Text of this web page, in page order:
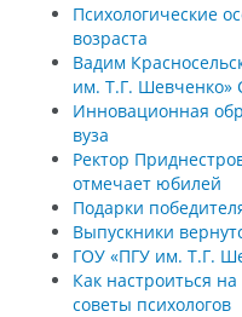
Психологические
возраста
Вадим
им. Т.Г. Шевченко»
Инновационная
вуза
Ректор
отмечает юбилей
Подарки
Выпускники
ГОУ «ПГУ им. Т.Г.
Как настроиться
советы психологов